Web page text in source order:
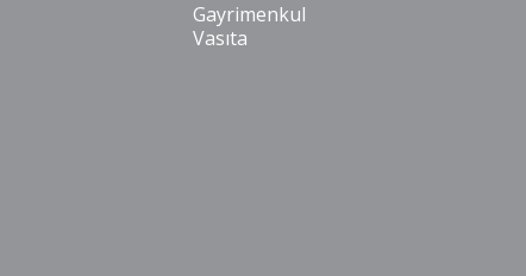
Gayrimenkul
Vasıta